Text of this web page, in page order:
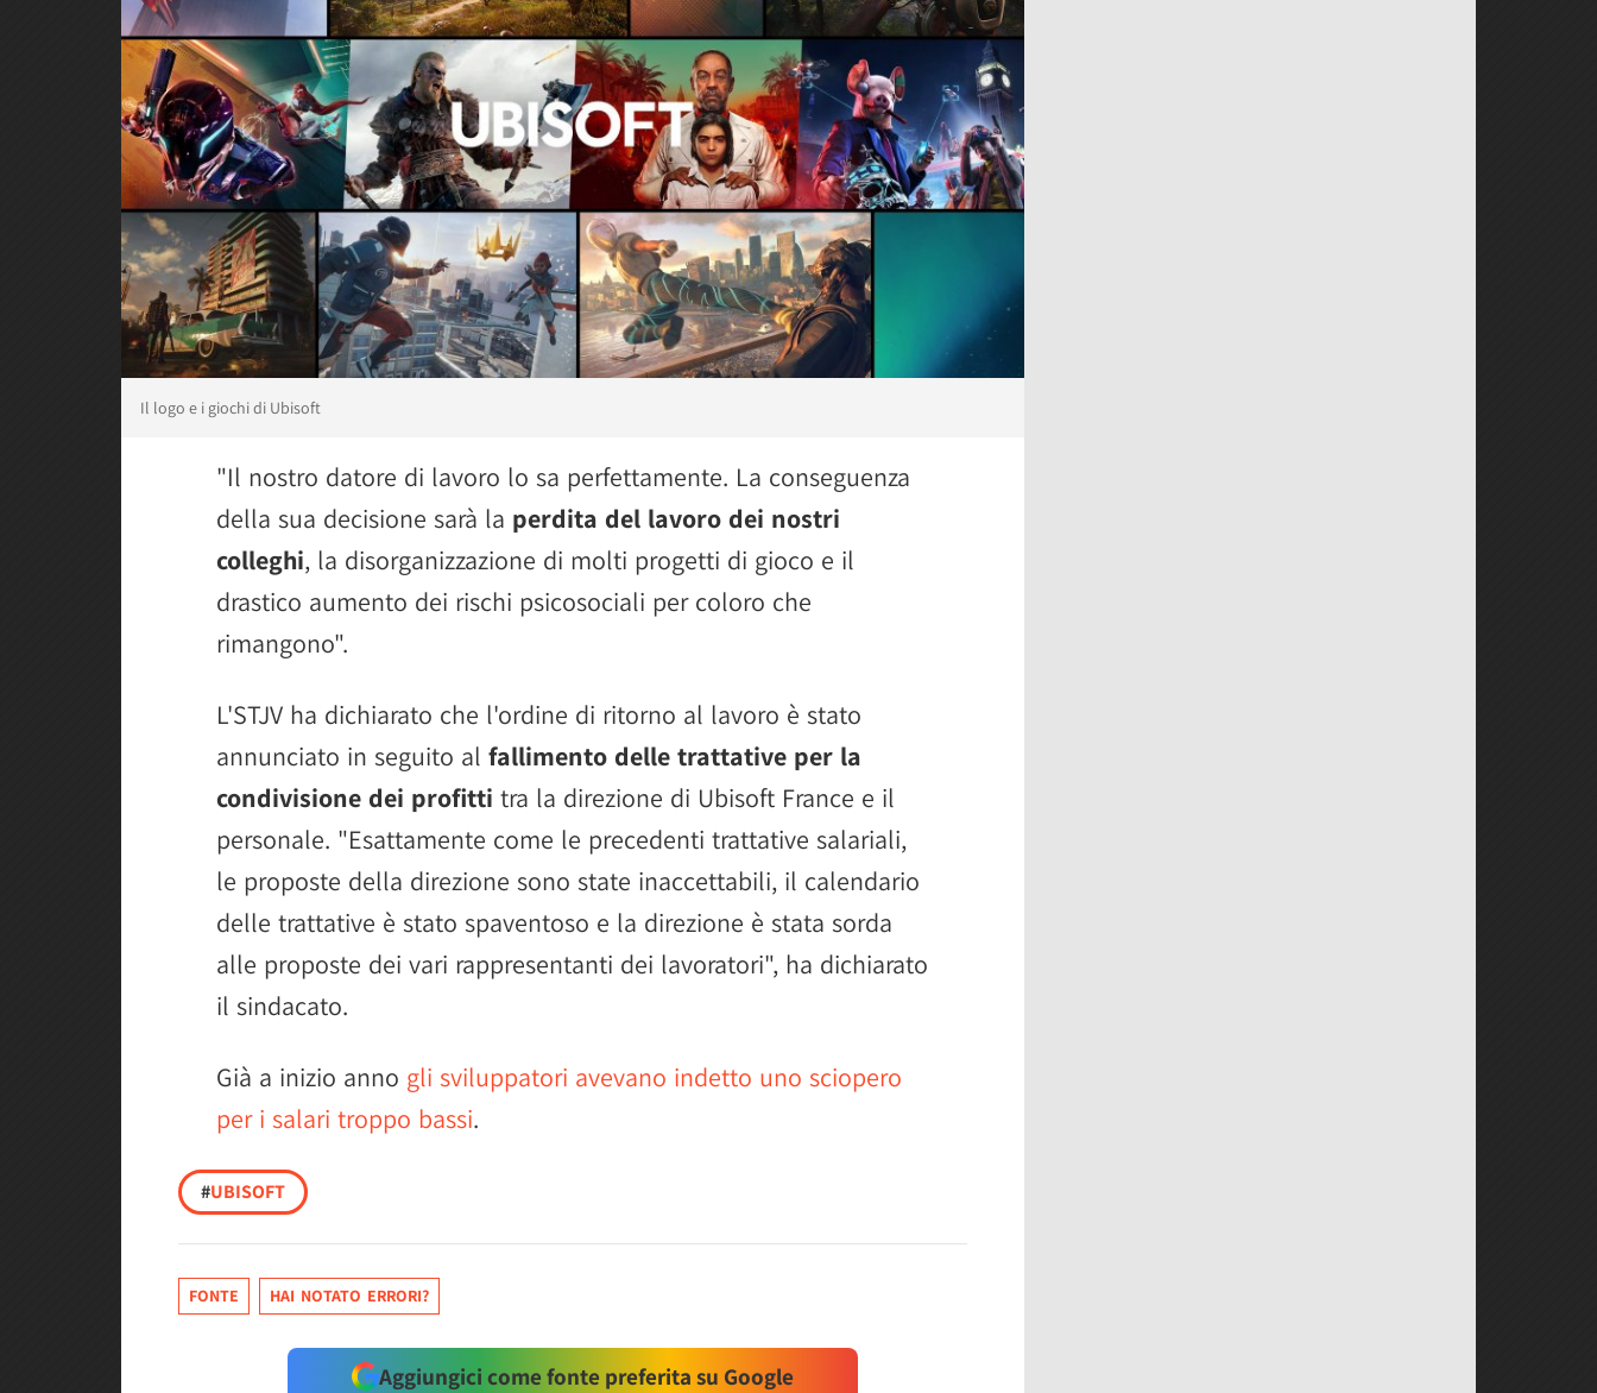
Il logo e i giochi di Ubisoft
"Il nostro datore di lavoro lo sa perfettamente. La conseguenza
della sua decisione sarà la perdita del lavoro dei nostri
colleghi, la disorganizzazione di molti progetti di gioco e il
drastico aumento dei rischi psicosociali per coloro che
rimangono".
L'STJV ha dichiarato che l'ordine di ritorno al lavoro è stato
annunciato in seguito al fallimento delle trattative per la
condivisione dei profitti tra la direzione di Ubisoft France e il
personale. "Esattamente come le precedenti trattative salariali,
le proposte della direzione sono state inaccettabili, il calendario
delle trattative è stato spaventoso e la direzione è stata sorda
alle proposte dei vari rappresentanti dei lavoratori", ha dichiarato
il sindacato.
Già a inizio anno gli sviluppatori avevano indetto uno sciopero
per i salari troppo bassi.
#UBISOFT
FONTE HAI NOTATO ERRORI?
Aggiungici come fonte preferita su Google